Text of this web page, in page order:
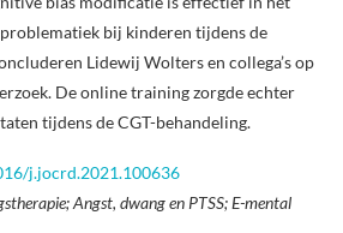
bij kinderen tijdens de
Lidewij Wolters en collega’s op
De online training zorgde echter
tijdens de CGT-behandeling.
j.jocrd.2021.100636
Angst, dwang en PTSS; E-mental